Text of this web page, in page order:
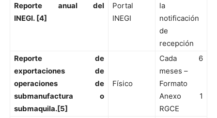
Reporte anual del
INEGI. [4]
Portal
INEGI
la
notificación
de
recepción
Reporte de
exportaciones de
operaciones de
submanufactura o
submaquila.[5]
Físico
Cada 6
meses –
Formato
Anexo 1
RGCE